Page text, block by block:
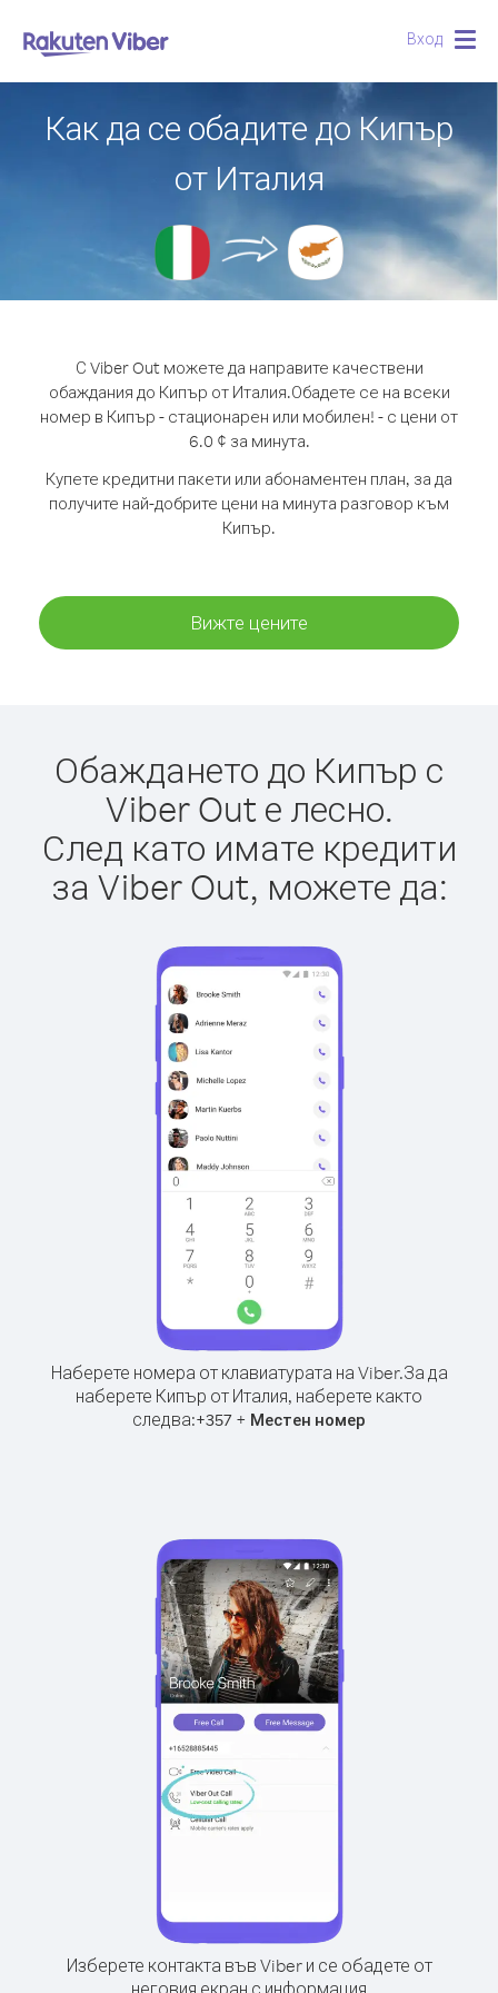
Вход
Как да се обадите до Кипър
от Италия
С Viber Out можете да направите качествени
обаждания до Кипър от Италия.Обадете се на всеки
номер в Кипър - стационарен или мобилен! - с цени от
6.0 ¢ за минута.
Купете кредитни пакети или абонаментен план, за да
получите най-добрите цени на минута разговор към
Кипър.
Вижте цените
Обаждането до Кипър с
Viber Out е лесно.
След като имате кредити
за Viber Out, можете да:
Наберете номера от клавиатурата на Viber.За да
наберете Кипър от Италия, наберете както
следва:+357 + Местен номер
Изберете контакта във Viber и се обадете от
неговия екран с информация